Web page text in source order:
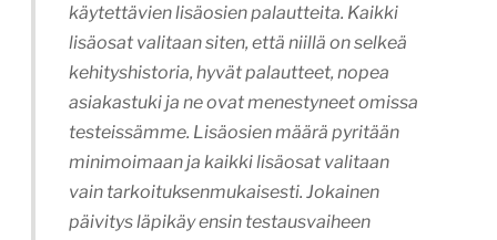
käytettävien lisäosien palautteita. Kaikki
lisäosat valitaan siten, että niillä on selkeä
kehityshistoria, hyvät palautteet, nopea
asiakastuki ja ne ovat menestyneet omissa
testeissämme. Lisäosien määrä pyritään
minimoimaan ja kaikki lisäosat valitaan
vain tarkoituksenmukaisesti. Jokainen
päivitys läpikäy ensin testausvaiheen